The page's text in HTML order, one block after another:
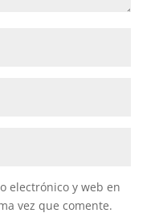
electrónico y web en
vez que comente.